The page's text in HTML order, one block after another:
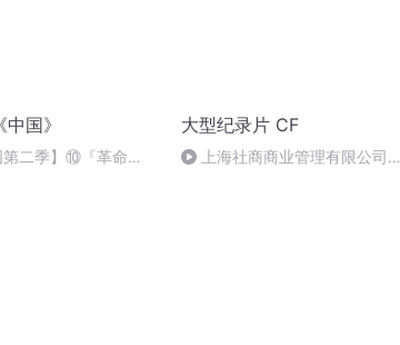
国》
第二季】⑩『革命
大型纪录片 CF
上海社商商业管理有限公司，